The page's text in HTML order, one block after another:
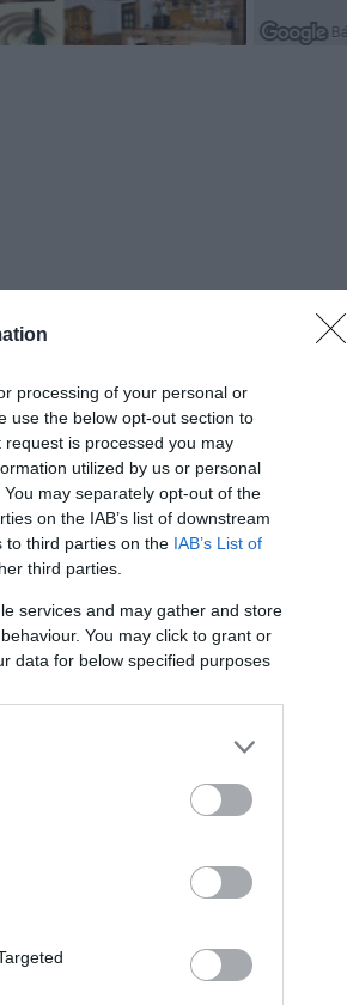
processing of your personal or
use the below opt-out section to
is processed you may
utilized by us or personal
may separately opt-out of the
on the IAB’s list of downstream
to third parties on the IAB’s List of
third parties.
services and may gather and store
You may click to grant or
data for below specified purposes
utalvány,
Kapcsolat
6300 Kalocsa,
+36 78 461 038
fb.com/